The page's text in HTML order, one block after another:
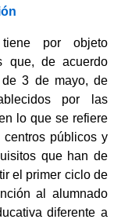
por objeto
que, de acuerdo
3 de mayo, de
por las
lo que se refiere
públicos y
que han de
el primer ciclo de
al alumnado
diferente a